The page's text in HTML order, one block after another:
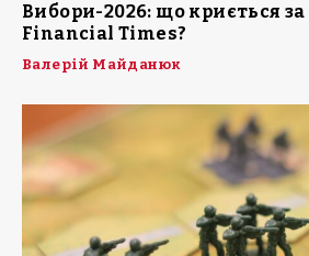
Вибори-2026: що криється
Financial Times?
Валерій Майданюк